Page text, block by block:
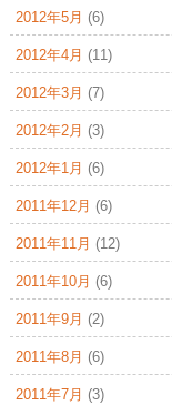
2012年5月 (6)
2012年4月 (11)
2012年3月 (7)
2012年2月 (3)
2012年1月 (6)
2011年12月 (6)
2011年11月 (12)
2011年10月 (6)
2011年9月 (2)
2011年8月 (6)
2011年7月 (3)